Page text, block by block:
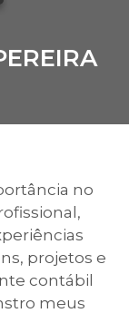
no
projetos e
contábil
meus